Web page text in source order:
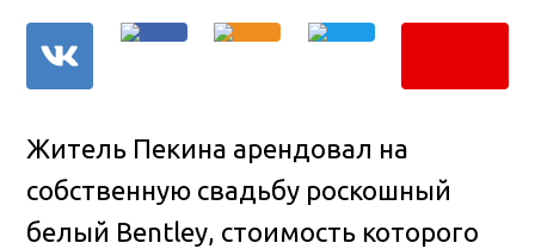
Житель Пекина арендовал на
собственную свадьбу роскошный
белый Bentley, стоимость которого